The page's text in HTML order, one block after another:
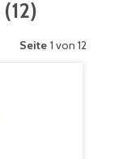
(12)
Seite 1 von 12